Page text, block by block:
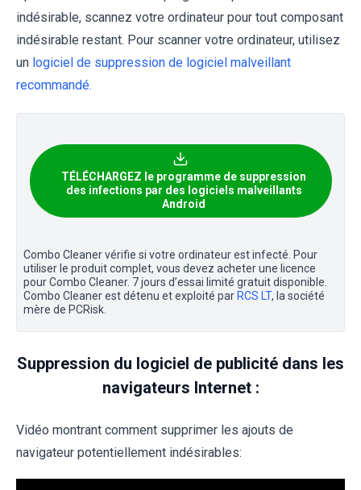
indésirable, scannez votre ordinateur pour tout composant
indésirable restant. Pour scanner votre ordinateur, utilisez
un logiciel de suppression de logiciel malveillant
recommandé.
TÉLÉCHARGEZ le programme de suppression
des infections par des logiciels malveillants
Android
Combo Cleaner vérifie si votre ordinateur est infecté. Pour
utiliser le produit complet, vous devez acheter une licence
pour Combo Cleaner. 7 jours d’essai limité gratuit disponible.
Combo Cleaner est détenu et exploité par RCS LT, la société
mère de PCRisk.
Suppression du logiciel de publicité dans les
navigateurs Internet :
Vidéo montrant comment supprimer les ajouts de
navigateur potentiellement indésirables: